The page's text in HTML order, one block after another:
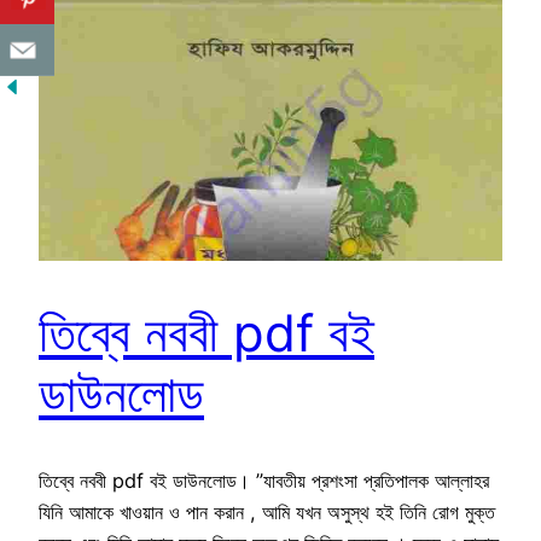
তিব্বে নববী pdf বই
ডাউনলোড
তিব্বে নববী pdf বই ডাউনলোড। ”যাবতীয় প্রশংসা প্রতিপালক আল্লাহর
যিনি আমাকে খাওয়ান ও পান করান , আমি যখন অসুস্থ হই তিনি রোগ মুক্ত